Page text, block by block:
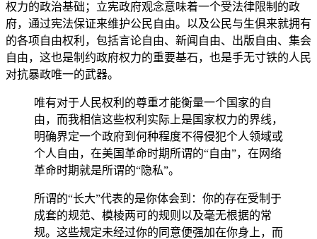
权力的政治基础；立宪政府观念意味着一个受法律限制的政
府，通过宪法保证来维护公民自由。以及公民与生俱来就拥有
的各项自由权利，包括言论自由、新闻自由、出版自由、集会
自由，这也是制约政府权力的重要基石，也是手无寸铁的人民
对抗暴政唯一的武器。
唯有对于人民权利的尊重才能衡量一个国家的自
由，而我相信这些权利实际上是国家权力的界线，
明确界定一个政府到何种程度不得侵犯个人领域或
个人自由，在美国革命时期所谓的“自由”，在网络
革命时期就是所谓的“隐私”。
所谓的“长大”代表的是你体会到：你的存在受制于
成套的规范、模棱两可的规则以及毫无根据的常
规。这些规定未经过你的同意便强加在你身上，而